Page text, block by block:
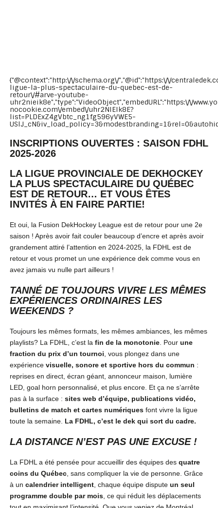
{"@context":"http:\/\/schema.org\/","@id":"https:\/\/
ligue-la-plus-spectaculaire-du-quebec-est-de-
retour\/#arve-youtube-
uhr2nieik8e","type":"VideoObject","embedURL":"https:\/\/
nocookie.com\/embed\/uhr2NIEIk8E?
list=PLDExZ4gVbtc_ng1fg596yVWE5-
INSCRIPTIONS OUVERTES : SAISON FDHL
2025-2026
LA LIGUE PROVINCIALE DE DEKHOCKEY
LA PLUS SPECTACULAIRE DU QUÉBEC
EST DE RETOUR… ET VOUS ÊTES
INVITÉS À EN FAIRE PARTIE!
Et oui, la Fusion DekHockey League est de retour pour une 2e
saison ! Après avoir fait couler beaucoup d’encre et après avoir
grandement attiré l’attention en 2024-2025, la FDHL est de
retour et vous promet un une expérience dek comme vous en
avez jamais vu nulle part ailleurs !
TANNÉ DE TOUJOURS VIVRE LES MÊMES
EXPÉRIENCES ORDINAIRES LES
WEEKENDS ?
Toujours les mêmes formats, les mêmes ambiances, les mêmes
playlists? La FDHL, c’est la fin de la monotonie . Pour une
fraction du prix d’un tournoi , vous plongez dans une
expérience visuelle, sonore et sportive hors du commun :
reprises en direct, écran géant, annonceur maison, lumière
LED, goal horn personnalisé, et plus encore. Et ça ne s’arrête
pas à la surface : sites web d’équipe, publications vidéo,
bulletins de match et cartes numériques font vivre la ligue
toute la semaine. La FDHL, c’est le dek qui sort du cadre.
LA DISTANCE N’EST PAS UNE EXCUSE !
La FDHL a été pensée pour accueillir des équipes des quatre
coins du Québec , sans compliquer la vie de personne. Grâce
à un calendrier intelligent , chaque équipe dispute un seul
programme double par mois , ce qui réduit les déplacements